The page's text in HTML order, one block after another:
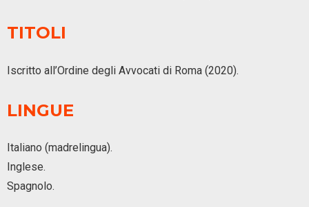
TITOLI
Iscritto all’Ordine degli Avvocati di Roma (2020).
LINGUE
Italiano (madrelingua).
Inglese.
Spagnolo.